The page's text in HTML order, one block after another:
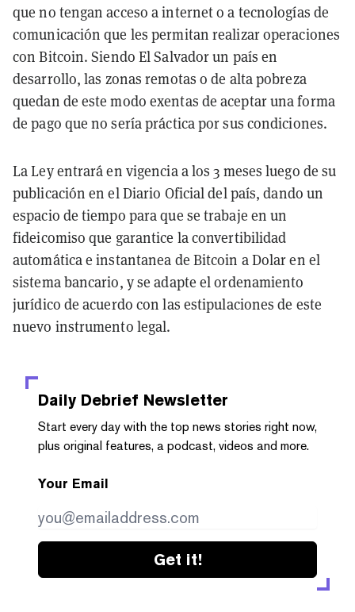
que no tengan acceso a internet o a tecnologías de
comunicación que les permitan realizar operaciones
con Bitcoin. Siendo El Salvador un país en
desarrollo, las zonas remotas o de alta pobreza
quedan de este modo exentas de aceptar una forma
de pago que no sería práctica por sus condiciones.
La Ley entrará en vigencia a los 3 meses luego de su
publicación en el Diario Oficial del país, dando un
espacio de tiempo para que se trabaje en un
fideicomiso que garantice la convertibilidad
automática e instantanea de Bitcoin a Dolar en el
sistema bancario, y se adapte el ordenamiento
jurídico de acuerdo con las estipulaciones de este
nuevo instrumento legal.
Daily Debrief Newsletter
Start every day with the top news stories right now,
plus original features, a podcast, videos and more.
Your Email
Get it!